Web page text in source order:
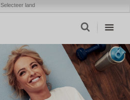
Selecteer land